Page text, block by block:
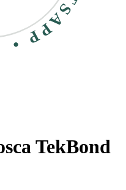
TekBond